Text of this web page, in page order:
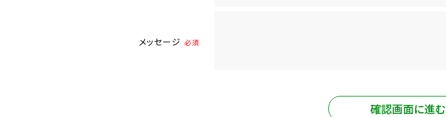
メッセージ 必須
確認画面に進む